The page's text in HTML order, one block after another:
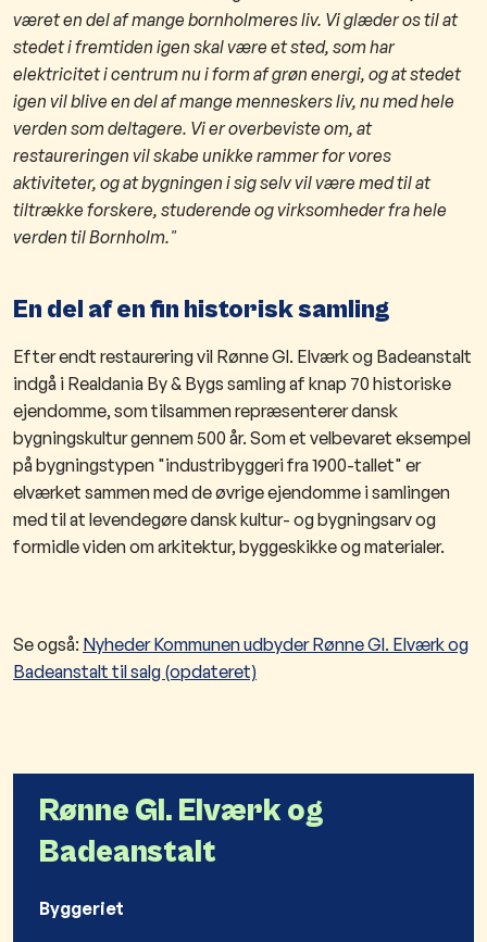
været en del af mange bornholmeres liv. Vi glæder os til at
stedet i fremtiden igen skal være et sted, som har
elektricitet i centrum nu i form af grøn energi, og at stedet
igen vil blive en del af mange menneskers liv, nu med hele
verden som deltagere. Vi er overbeviste om, at
restaureringen vil skabe unikke rammer for vores
aktiviteter, og at bygningen i sig selv vil være med til at
tiltrække forskere, studerende og virksomheder fra hele
verden til Bornholm."
En del af en fin historisk samling
​Efter endt restaurering vil Rønne Gl. Elværk og Badeanstalt
indgå i Realdania By & Bygs samling af knap 70 historiske
ejendomme, som tilsammen repræsenterer dansk
bygningskultur gennem 500 år. Som et velbevaret eksempel
på bygningstypen "industribyggeri fra 1900-tallet" er
elværket sammen med de øvrige ejendomme i samlingen
med til at levendegøre dansk kultur- og bygningsarv og
formidle viden om arkitektur, byggeskikke og materialer. ​
Se også: Nyheder Kommunen udbyder Rønne Gl. Elværk og
Badeanstalt til salg (opdateret)
Rønne Gl. Elværk og
Badeanstalt
Byggeriet